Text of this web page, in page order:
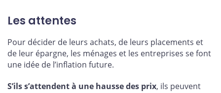
Les attentes
Pour décider de leurs achats, de leurs placements et
de leur épargne, les ménages et les entreprises se font
une idée de l’inflation future.
S’ils s’attendent à une hausse des prix, ils peuvent